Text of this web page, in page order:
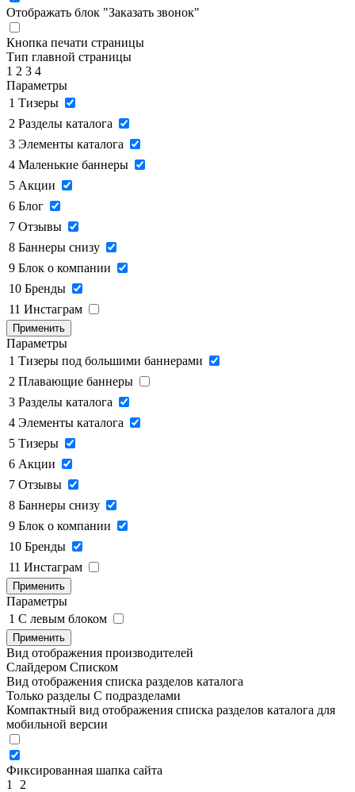
Отображать блок "Заказать звонок"
Кнопка печати страницы
Тип главной страницы
1 2 3 4
Параметры
1 Тизеры
2 Разделы каталога
3 Элементы каталога
4 Маленькие баннеры
5 Акции
6 Блог
7 Отзывы
8 Баннеры снизу
9 Блок о компании
10 Бренды
11 Инстаграм
Применить
Параметры
1 Тизеры под большими баннерами
2 Плавающие баннеры
3 Разделы каталога
4 Элементы каталога
5 Тизеры
6 Акции
7 Отзывы
8 Баннеры снизу
9 Блок о компании
10 Бренды
11 Инстаграм
Применить
Параметры
1 C левым блоком
Применить
Вид отображения производителей
Слайдером Списком
Вид отображения списка разделов каталога
Только разделы С подразделами
Компактный вид отображения списка разделов каталога для
мобильной версии
Фиксированная шапка сайта
1
2